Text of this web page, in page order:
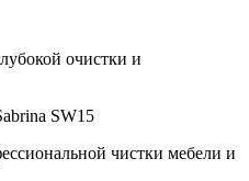
очистки и
SW15
чистки мебели и